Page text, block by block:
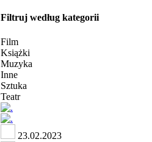
Filtruj według kategorii
Film
Książki
Muzyka
Inne
Sztuka
Teatr
23.02.2023